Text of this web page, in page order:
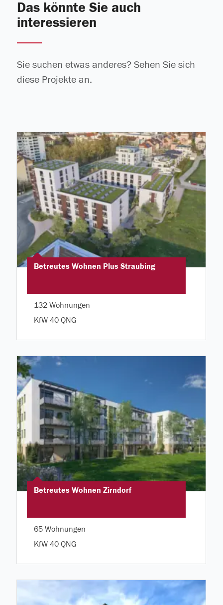
Das könnte Sie auch
interessieren
Sie suchen etwas anderes? Sehen Sie sich
diese Projekte an.
Betreutes Wohnen Plus Straubing
132 Wohnungen
KfW 40 QNG
Betreutes Wohnen Zirndorf
65 Wohnungen
KfW 40 QNG